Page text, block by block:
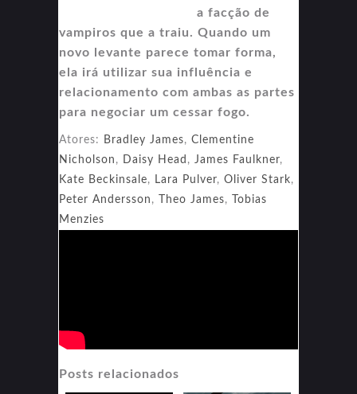
a facção de
vampiros que a traiu. Quando um
novo levante parece tomar forma,
ela irá utilizar sua influência e
relacionamento com ambas as partes
para negociar um cessar fogo.
Atores: Bradley James, Clementine
Nicholson , Daisy Head , James Faulkner,
Kate Beckinsale, Lara Pulver, Oliver Stark,
Peter Andersson , Theo James,
Tobias
Menzies
Posts relacionados